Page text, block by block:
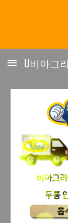
U비아그